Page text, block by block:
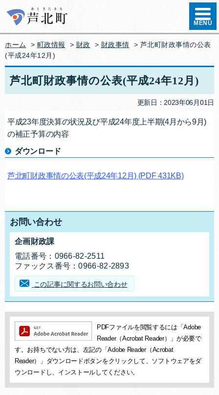
ハンバ
MENU
ホーム > 町政情報 > 財政 > 財政事情 > 芦北町財政事情の公表
(平成24年12月)
芦北町財政事情の公表(平成24年12月)
更新日：2023年06月01日
平成23年度決算の状況及び平成24年度上半期(4月から9月)
の補正予算の内容
ダウンロード
芦北町財政事情の公表(平成24年12月) (PDF 431KB)
お問い合わせ
お問合せ先
企画財政課
電話番号： 0966-82-2511
ファックス番号：0966-82-2893
この記事に関するお問い合わせ
追加情報：PDFファイル
PDFファイルを閲覧するには「Adobe
Reader（Acrobat Reader）」が必要で
す。お持ちでない方は、左記の「Adobe Reader（Acrobat
Reader）」ダウンロードボタンをクリックして、ソフトウェアをダ
ウンロードし、インストールしてください。